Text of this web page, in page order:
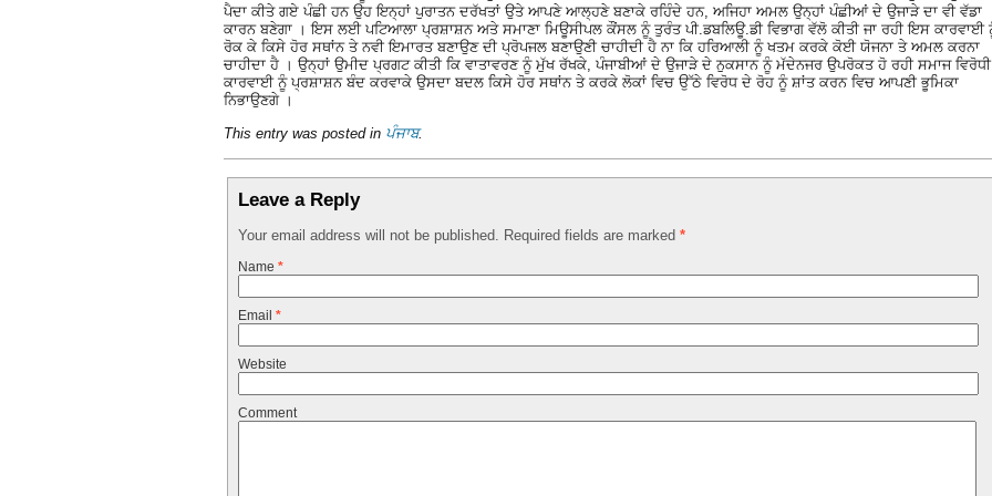
ਪੈਦਾ ਕੀਤੇ ਗਏ ਪੰਛੀ ਹਨ ਉਹ ਇਨ੍ਹਾਂ ਪੁਰਾਤਨ ਦਰੱਖਤਾਂ ਉਤੇ ਆਪਣੇ ਆਲ੍ਹਣੇ ਬਣਾਕੇ ਰਹਿੰਦੇ ਹਨ, ਅਜਿਹਾ ਅਮਲ ਉਨ੍ਹਾਂ ਪੰਛੀਆਂ ਦੇ ਉਜਾੜੇ ਦਾ ਵੀ ਵੱਡਾ
ਕਾਰਨ ਬਣੇਗਾ । ਇਸ ਲਈ ਪਟਿਆਲਾ ਪ੍ਰਸ਼ਾਸ਼ਨ ਅਤੇ ਸਮਾਣਾ ਮਿਊਸੀਪਲ ਕੌਂਸਲ ਨੂੰ ਤੁਰੰਤ ਪੀ.ਡਬਲਿਊ.ਡੀ ਵਿਭਾਗ ਵੱਲੋ ਕੀਤੀ ਜਾ ਰਹੀ ਇਸ ਕਾਰਵਾਈ
ਰੋਕ ਕੇ ਕਿਸੇ ਹੋਰ ਸਥਾਂਨ ਤੇ ਨਵੀ ਇਮਾਰਤ ਬਣਾਉਣ ਦੀ ਪ੍ਰੋਪਜਲ ਬਣਾਉਣੀ ਚਾਹੀਦੀ ਹੈ ਨਾ ਕਿ ਹਰਿਆਲੀ ਨੂੰ ਖਤਮ ਕਰਕੇ ਕੋਈ ਯੋਜਨਾ ਤੇ ਅਮਲ ਕਰਨਾ
ਚਾਹੀਦਾ ਹੈ । ਉਨ੍ਹਾਂ ਉਮੀਦ ਪ੍ਰਗਟ ਕੀਤੀ ਕਿ ਵਾਤਾਵਰਣ ਨੂੰ ਮੁੱਖ ਰੱਖਕੇ, ਪੰਜਾਬੀਆਂ ਦੇ ਉਜਾੜੇ ਦੇ ਨੁਕਸਾਨ ਨੂੰ ਮੱਦੇਨਜਰ ਉਪਰੋਕਤ ਹੋ ਰਹੀ ਸਮਾਜ ਵਿਰੋਧੀ
ਕਾਰਵਾਈ ਨੂੰ ਪ੍ਰਸ਼ਾਸ਼ਨ ਬੰਦ ਕਰਵਾਕੇ ਉਸਦਾ ਬਦਲ ਕਿਸੇ ਹੋਰ ਸਥਾਂਨ ਤੇ ਕਰਕੇ ਲੋਕਾਂ ਵਿਚ ਉੱਠੇ ਵਿਰੋਧ ਦੇ ਰੋਹ ਨੂੰ ਸ਼ਾਂਤ ਕਰਨ ਵਿਚ ਆਪਣੀ ਭੂਮਿਕਾ
ਨਿਭਾਉਣਗੇ ।
This entry was posted in ਪੰਜਾਬ.
Leave a Reply
Your email address will not be published. Required fields are marked *
Name *
Email *
Website
Comment